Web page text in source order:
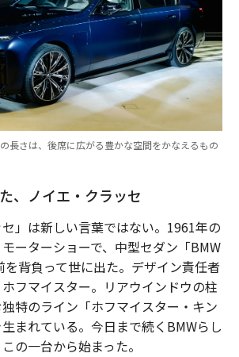
長さは、後席に広がる豊かな空間をかなえるもの
、ノイエ・クラッセ
セ」は新しい言葉ではない。1961年の
ーターショーで、中型セダン「BMW
背負って世に出た。デザイン責任者
フマイスター。リアウインドウの柱
特のライン「ホフマイスター・キン
まれている。今日まで続くBMWらし
の一台から始まった。